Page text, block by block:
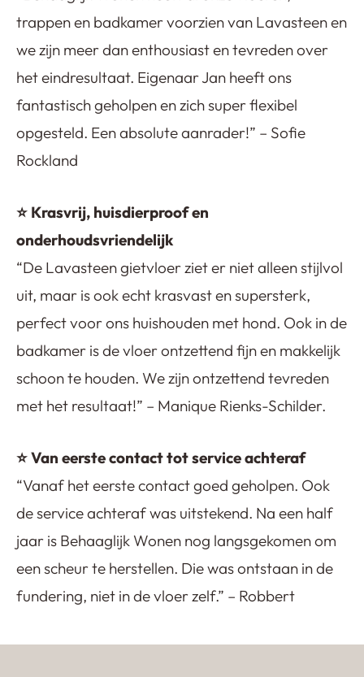
trappen en badkamer voorzien van Lavasteen en
we zijn meer dan enthousiast en tevreden over
het eindresultaat. Eigenaar Jan heeft ons
fantastisch geholpen en zich super flexibel
opgesteld. Een absolute aanrader!” – Sofie
Rockland
⭐ Krasvrij, huisdierproof en
onderhoudsvriendelijk
“De Lavasteen gietvloer ziet er niet alleen stijlvol
uit, maar is ook echt krasvast en supersterk,
perfect voor ons huishouden met hond. Ook in de
badkamer is de vloer ontzettend fijn en makkelijk
schoon te houden. We zijn ontzettend tevreden
met het resultaat!” – Manique Rienks-Schilder.
⭐ Van eerste contact tot service achteraf
“Vanaf het eerste contact goed geholpen. Ook
de service achteraf was uitstekend. Na een half
jaar is Behaaglijk Wonen nog langsgekomen om
een scheur te herstellen. Die was ontstaan in de
fundering, niet in de vloer zelf.” – Robbert